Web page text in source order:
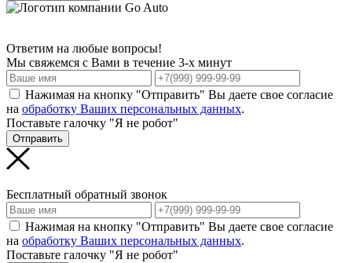
Ответим на любые вопросы!
Мы свяжемся с Вами в течение 3-х минут
Нажимая на кнопку "Отправить" Вы даете свое согласие
на обработку Ваших персональных данных.
Поставьте галочку "Я не робот"
Отправить
Бесплатный обратный звонок
Нажимая на кнопку "Отправить" Вы даете свое согласие
на обработку Ваших персональных данных.
Поставьте галочку "Я не робот"